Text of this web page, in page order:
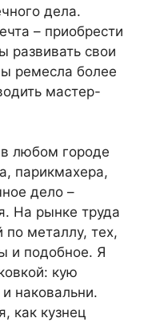
дела.
– приобрести
развивать свои
ремесла более
мастер-
любом городе
парикмахера,
дело –
На рынке труда
по металлу, тех,
и подобное. Я
кую
наковальни.
как кузнец